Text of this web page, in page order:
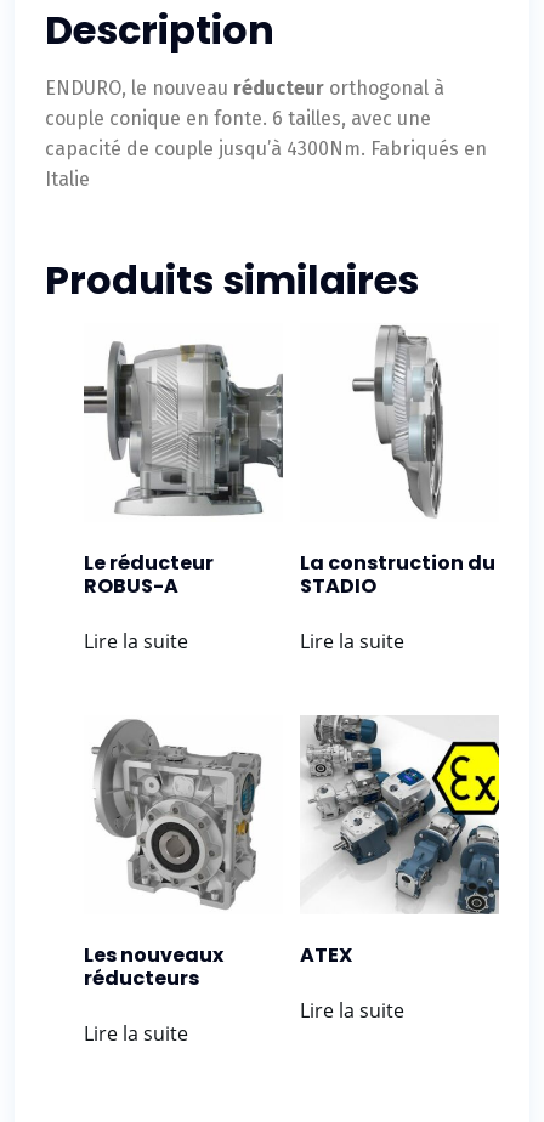
Description
ENDURO, le nouveau réducteur orthogonal à
couple conique en fonte. 6 tailles, avec une
capacité de couple jusqu’à 4300Nm. Fabriqués en
Italie
Produits similaires
Le réducteur
ROBUS-A
Lire la suite
La construction du
STADIO
Lire la suite
Les nouveaux
réducteurs
Lire la suite
ATEX
Lire la suite